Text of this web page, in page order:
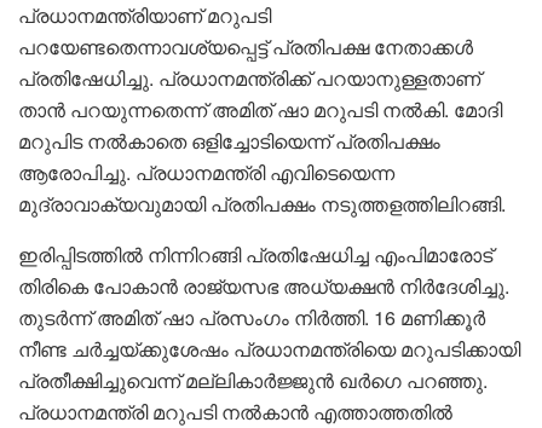
പ്രധാനമന്ത്രിയാണ് മറുപടി
പറയേണ്ടതെന്നാവശ്യപ്പെട്ട് പ്രതിപക്ഷ നേതാക്കൾ
പ്രതിഷേധിച്ചു. പ്രധാനമന്ത്രിക്ക് പറയാനുള്ളതാണ്
താൻ പറയുന്നതെന്ന് അമിത് ഷാ മറുപടി നൽകി. മോദി
മറുപിട നൽകാതെ ഒളിച്ചോടിയെന്ന് പ്രതിപക്ഷം
ആരോപിച്ചു. പ്രധാനമന്ത്രി എവിടെയെന്ന
മുദ്രാവാക്യവുമായി പ്രതിപക്ഷം നടുത്തളത്തിലിറങ്ങി.
ഇരിപ്പിടത്തിൽ നിന്നിറങ്ങി പ്രതിഷേധിച്ച എംപിമാരോട്
തിരികെ പോകാൻ രാജ്യസഭ അധ്യക്ഷൻ നിർദേശിച്ചു.
തുടർന്ന് അമിത് ഷാ പ്രസംഗം നിർത്തി. 16 മണിക്കൂർ
നീണ്ട ചർച്ചയ്ക്കുശേഷം പ്രധാനമന്ത്രിയെ മറുപടിക്കായി
പ്രതീക്ഷിച്ചുവെന്ന് മല്ലികാർജ്ജുൻ ഖർഗെ പറഞ്ഞു.
പ്രധാനമന്ത്രി മറുപടി നൽകാൻ എത്താത്തതിൽ